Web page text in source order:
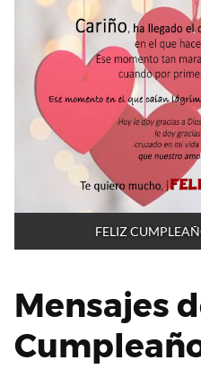
FELIZ
Mensajes